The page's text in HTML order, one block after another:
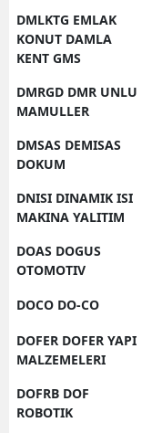
DMLKTG EMLAK
KONUT DAMLA
KENT GMS
DMRGD DMR UNLU
MAMULLER
DMSAS DEMISAS
DOKUM
DNISI DINAMIK ISI
MAKINA YALITIM
DOAS DOGUS
OTOMOTIV
DOCO DO-CO
DOFER DOFER YAPI
MALZEMELERI
DOFRB DOF
ROBOTIK